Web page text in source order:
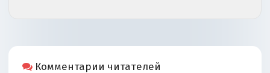
Комментарии читателей